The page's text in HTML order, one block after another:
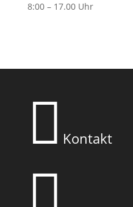
8:00 – 17.00 Uhr
 Kontakt